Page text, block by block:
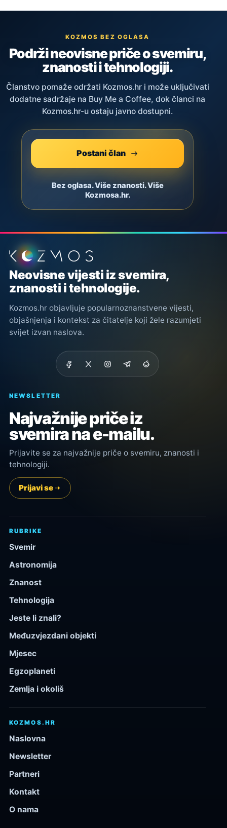
KOZMOS BEZ OGLASA
Podrži neovisne priče o svemiru,
znanosti i tehnologiji.
Članstvo pomaže održati Kozmos.hr i može uključivati
dodatne sadržaje na Buy Me a Coffee, dok članci na
Kozmos.hr-u ostaju javno dostupni.
Postani član
Bez oglasa. Više znanosti. Više
Kozmosa.hr.
Podnožje stranice
Neovisne vijesti iz svemira,
znanosti i tehnologije.
Kozmos.hr objavljuje popularnoznanstvene vijesti,
objašnjenja i kontekst za čitatelje koji žele razumjeti
svijet izvan naslova.
NEWSLETTER
Najvažnije priče iz
svemira na e-mailu.
Prijavite se za najvažnije priče o svemiru, znanosti i
tehnologiji.
Prijavi se
RUBRIKE
Svemir
Astronomija
Znanost
Tehnologija
Jeste li znali?
Međuzvjezdani objekti
Mjesec
Egzoplaneti
Zemlja i okoliš
KOZMOS.HR
Naslovna
Newsletter
Partneri
Kontakt
O nama